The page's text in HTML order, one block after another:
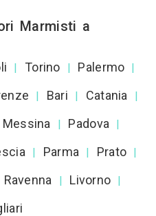
Marmisti a
| Torino | Palermo |
| Bari | Catania |
Messina | Padova |
| Parma | Prato |
Ravenna | Livorno |